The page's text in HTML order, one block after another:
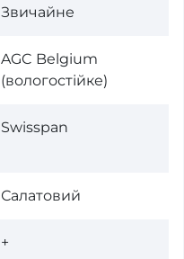
Звичайне
AGC Belgium
(вологостійке)
Swisspan
Салатовий
+